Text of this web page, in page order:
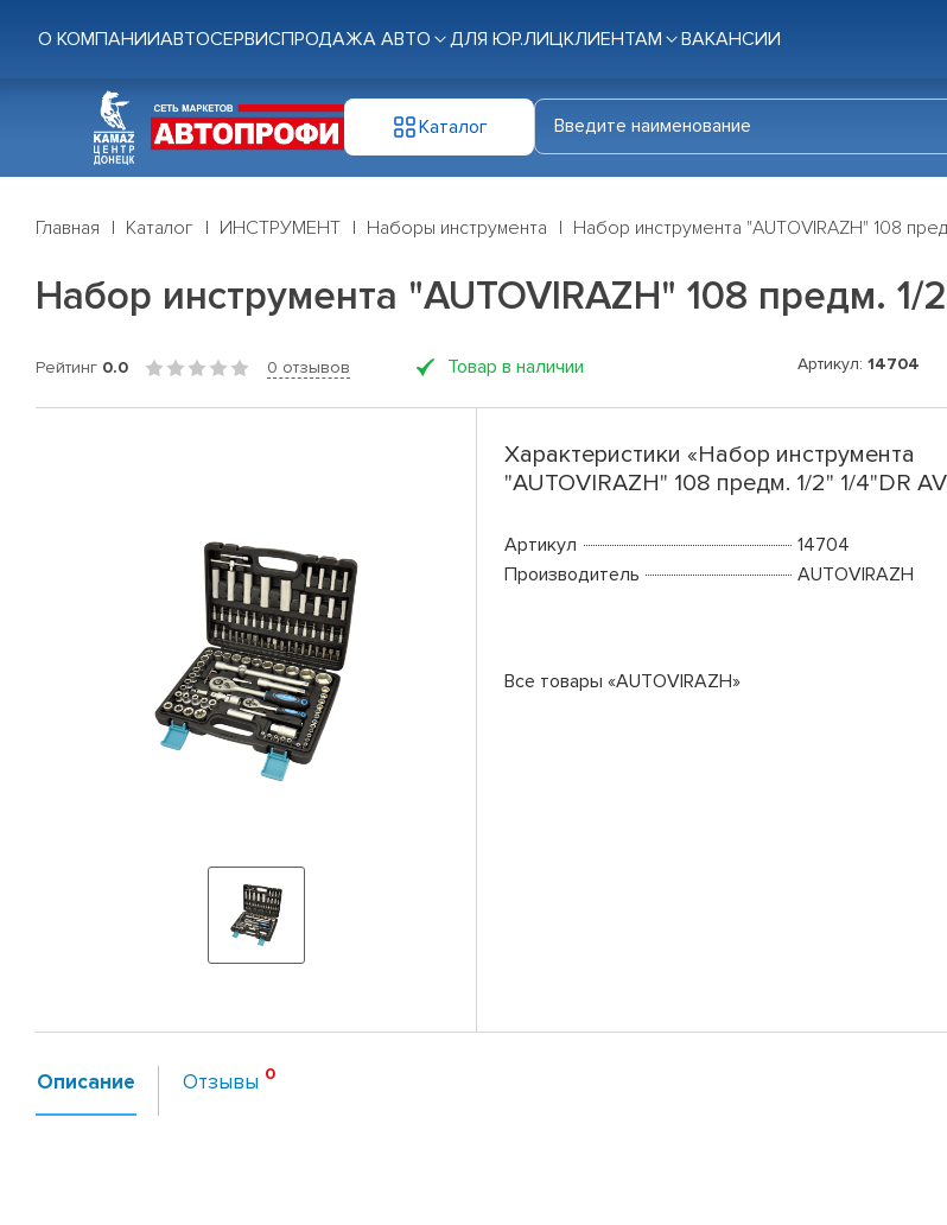
О КОМПАНИИАВТОСЕРВИСПРОДАЖА АВТО ДЛЯ ЮР.ЛИЦКЛИЕНТАМ ВАКАНСИИ
Каталог
Главная Каталог ИНСТРУМЕНТ Наборы инструмента Набор инструмента "AUTOVIRAZH" 108
Набор инструмента "AUTOVIRAZH" 108 предм. 1/
Рейтинг 0.0 0 отзывов Товар в наличии Артикул: 14704
Характеристики «Набор инструмента
"AUTOVIRAZH" 108 предм. 1/2" 1/4"DR
Артикул
14704
Производитель
AUTOVIRAZH
Все товары «AUTOVIRAZH»
Описание Отзывы